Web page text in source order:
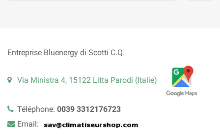
Entreprise Bluenergy di Scotti C.Q.
Via Ministra 4, 15122 Litta Parodi (Italie)
Téléphone: 0039 3312176723
Email: